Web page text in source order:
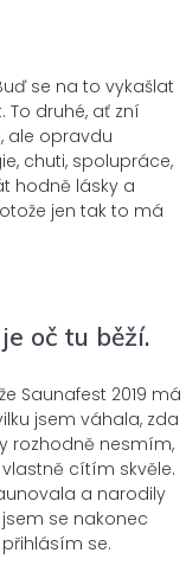
se na to vykašlat
druhé, ať zní
ale opravdu
chuti, spolupráce,
hodně lásky a
jen tak to má
oč tu běží.
Saunafest 2019 má
jsem váhala, zda
rozhodně nesmím,
cítím skvěle.
a narodily
se nakonec
se.